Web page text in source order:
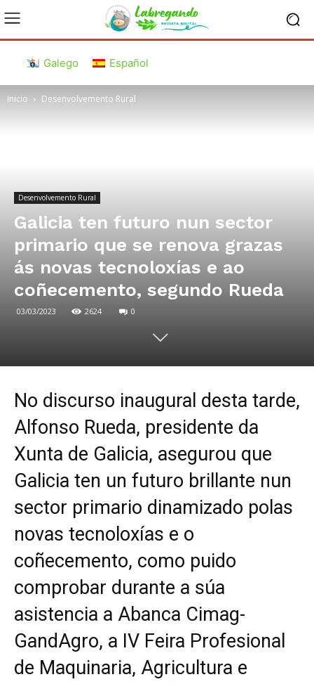
Galego Español
Inicio Desenvolvemento Rural
Desenvolvemento Rural
Galicia ten futuro nun sector
primario que se renova grazas
ás novas tecnoloxías e ao
coñecemento, segundo Rueda
03/03/2023 2624 0
No discurso inaugural desta tarde,
Alfonso Rueda, presidente da
Xunta de Galicia, asegurou que
Galicia ten un futuro brillante nun
sector primario dinamizado polas
novas tecnoloxías e o
coñecemento, como puido
comprobar durante a súa
asistencia a Abanca Cimag-
GandAgro, a IV Feira Profesional
de Maquinaria, Agricultura e